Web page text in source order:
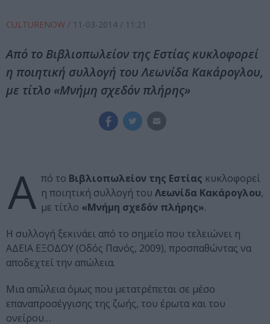
CULTURENOW / 11-03-2014 / 11:21
Από το Βιβλιοπωλείον της Εστίας κυκλοφορεί
η ποιητική συλλογή του Λεωνίδα Κακάρογλου,
με τίτλο «Μνήμη σχεδόν πλήρης»
Α πό το Βιβλιοπωλείον της Εστίας κυκλοφορεί
η ποιητική συλλογή του Λεωνίδα Κακάρογλου,
με τίτλο «Μνήμη σχεδόν πλήρης».
Η συλλογή ξεκινάει από το σημείο που τελειώνει η
ΑΔΕΙΑ ΕΞΟΔΟΥ (Οδός Πανός, 2009), προσπαθώντας να
αποδεχτεί την απώλεια.
Μια απώλεια όμως που μετατρέπεται σε μέσο
επαναπροσέγγισης της ζωής, του έρωτα και του
ονείρου…